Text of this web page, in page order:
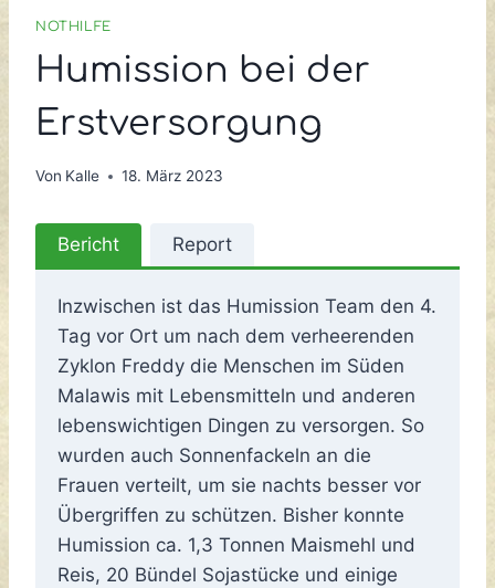
NOTHILFE
Humission bei der
Erstversorgung
Von Kalle 18. März 2023
Bericht Report
Inzwischen ist das Humission Team den 4.
Tag vor Ort um nach dem verheerenden
Zyklon Freddy die Menschen im Süden
Malawis mit Lebensmitteln und anderen
lebenswichtigen Dingen zu versorgen. So
wurden auch Sonnenfackeln an die
Frauen verteilt, um sie nachts besser vor
Übergriffen zu schützen. Bisher konnte
Humission ca. 1,3 Tonnen Maismehl und
Reis, 20 Bündel Sojastücke und einige